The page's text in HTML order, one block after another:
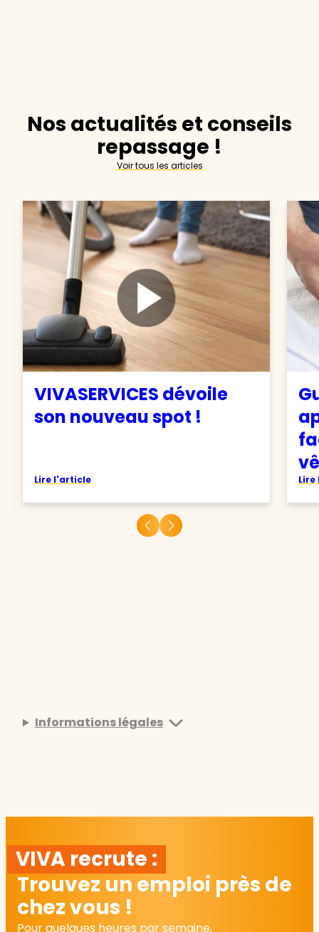
Nos actualités et conseils
repassage !
Voir tous les articles
VIVASERVICES dévoile
son nouveau spot !
Lire l'article
Informations légales
VIVA recrute :
Trouvez un emploi près de
chez vous !
Pour quelques heures par semaine,